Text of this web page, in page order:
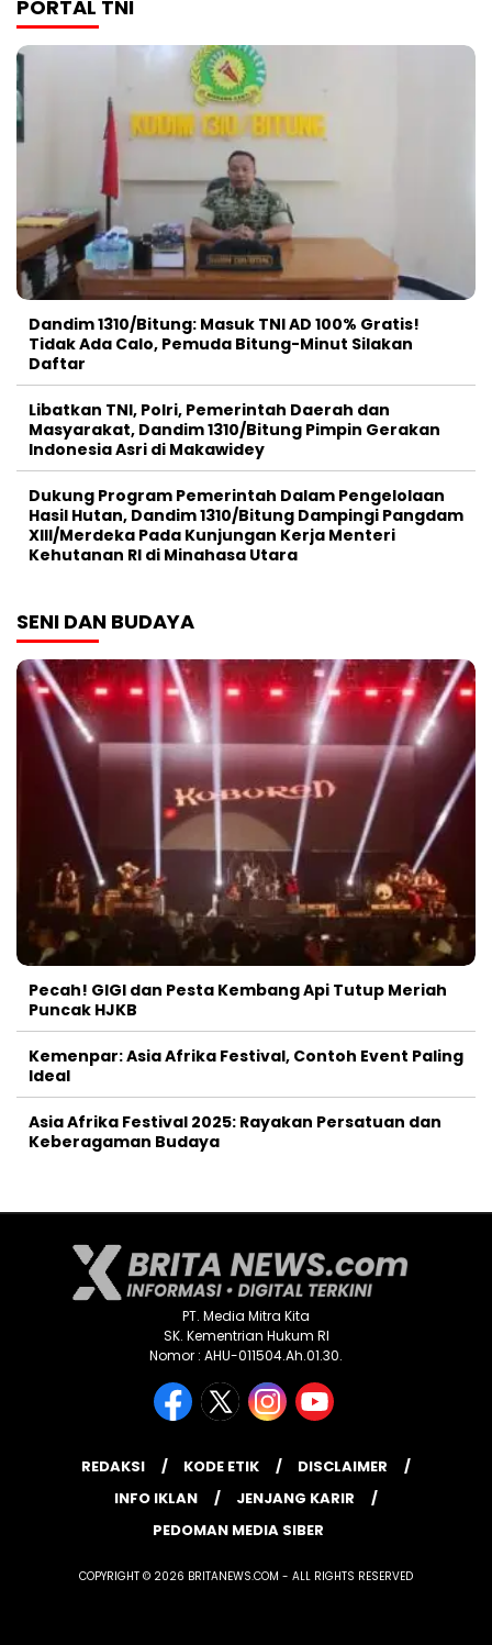
PORTAL TNI
Dandim 1310/Bitung: Masuk TNI AD 100% Gratis!
Tidak Ada Calo, Pemuda Bitung-Minut Silakan
Daftar
Libatkan TNI, Polri, Pemerintah Daerah dan
Masyarakat, Dandim 1310/Bitung Pimpin Gerakan
Indonesia Asri di Makawidey
Dukung Program Pemerintah Dalam Pengelolaan
Hasil Hutan, Dandim 1310/Bitung Dampingi Pangdam
XIII/Merdeka Pada Kunjungan Kerja Menteri
Kehutanan RI di Minahasa Utara
SENI DAN BUDAYA
Pecah! GIGI dan Pesta Kembang Api Tutup Meriah
Puncak HJKB
Kemenpar: Asia Afrika Festival, Contoh Event Paling
Ideal
Asia Afrika Festival 2025: Rayakan Persatuan dan
Keberagaman Budaya
PT. Media Mitra Kita
SK. Kementrian Hukum RI
Nomor : AHU-011504.Ah.01.30.
REDAKSI KODE ETIK
DISCLAIMER
INFO IKLAN
JENJANG KARIR
PEDOMAN MEDIA SIBER
COPYRIGHT © 2026 BRITANEWS.COM - ALL RIGHTS RESERVED